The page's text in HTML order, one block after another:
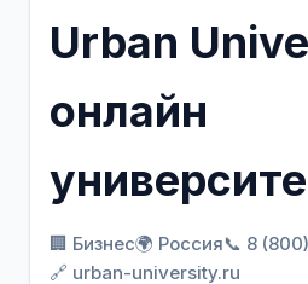
Urban
онлайн
🏢 Бизнес🌍 Россия📞 8
🔗 urban-university.ru